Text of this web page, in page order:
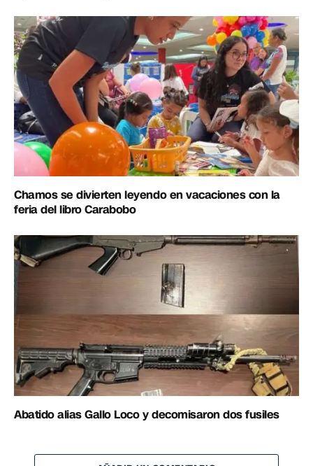
Chamos se divierten leyendo en vacaciones con la
feria del libro Carabobo
Abatido alias Gallo Loco y decomisaron dos fusiles